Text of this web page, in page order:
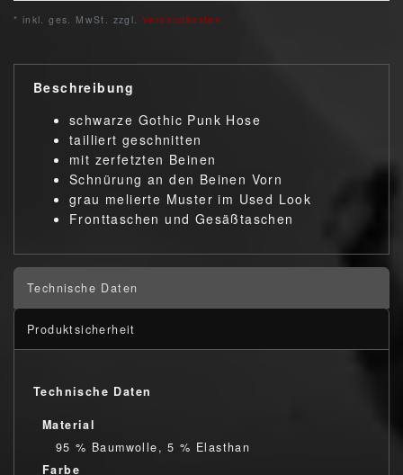
* inkl. ges. MwSt. zzgl. Versandkosten
Beschreibung
schwarze Gothic Punk Hose
tailliert geschnitten
mit zerfetzten Beinen
Schnürung an den Beinen Vorn
grau melierte Muster im Used Look
Fronttaschen und Gesäßtaschen
Technische Daten
Produktsicherheit
Technische Daten
Material
95 % Baumwolle, 5 % Elasthan
Farbe